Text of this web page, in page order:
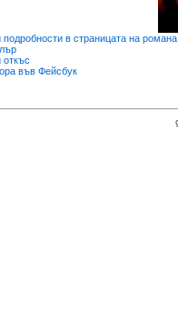
подробности в страницата на романа
откъс
във Фейсбук